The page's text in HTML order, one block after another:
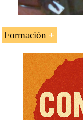
Turismo
Minería
Petróleo
Inversión
Acceso al
sierraleonés
Formación
La asignatura «
en Sierra Leona
»
de EENI Global
Módulo: Negocios